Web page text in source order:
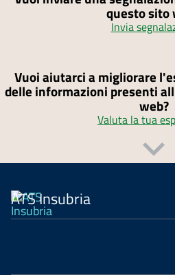
questo sito
Invia
Vuoi aiutarci a migliorare
delle informazioni presenti
web?
Valuta la tua
ATS Insubria